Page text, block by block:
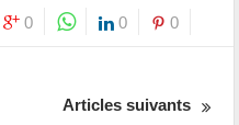
0 0 0
Articles suivants